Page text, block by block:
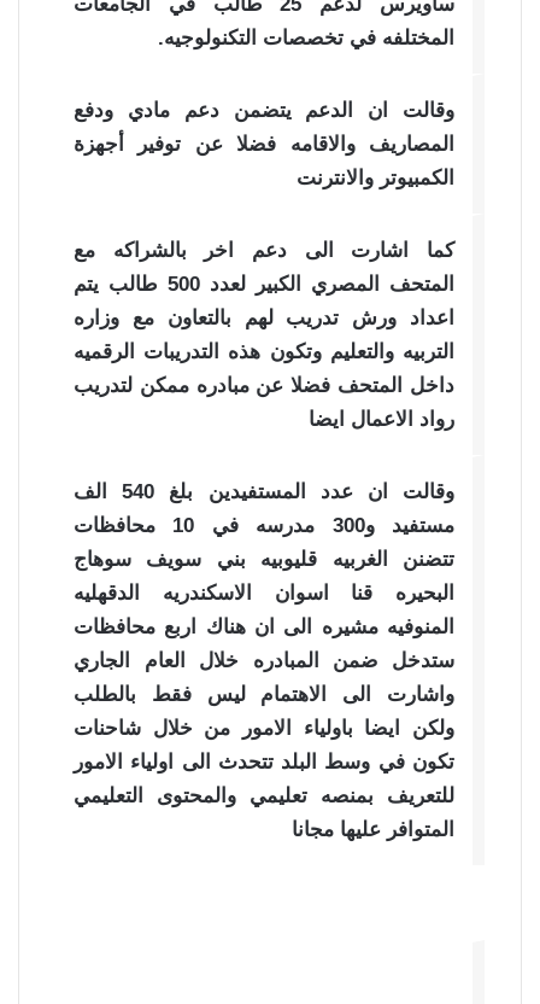
المختلفه في تخصصات التكنولوجيه.
وقالت ان الدعم يتضمن دعم مادي ودفع
المصاريف والاقامه فضلا عن توفير أجهزة
الكمبيوتر والانترنت
كما اشارت الى دعم اخر بالشراكه مع
المتحف المصري الكبير لعدد 500 طالب يتم
اعداد ورش تدريب لهم بالتعاون مع وزاره
التربيه والتعليم وتكون هذه التدريبات الرقميه
داخل المتحف فضلا عن مبادره ممكن لتدريب
رواد الاعمال ايضا
وقالت ان عدد المستفيدين بلغ 540 الف
مستفيد و300 مدرسه في 10 محافظات
تتضنن الغربيه قليوبيه بني سويف سوهاج
البحيره قنا اسوان الاسكندريه الدقهليه
المنوفيه مشيره الى ان هناك اربع محافظات
ستدخل ضمن المبادره خلال العام الجاري
واشارت الى الاهتمام ليس فقط بالطلب
ولكن ايضا باولياء الامور من خلال شاحنات
تكون في وسط البلد تتحدث الى اولياء الامور
للتعريف بمنصه تعليمي والمحتوى التعليمي
المتوافر عليها مجانا